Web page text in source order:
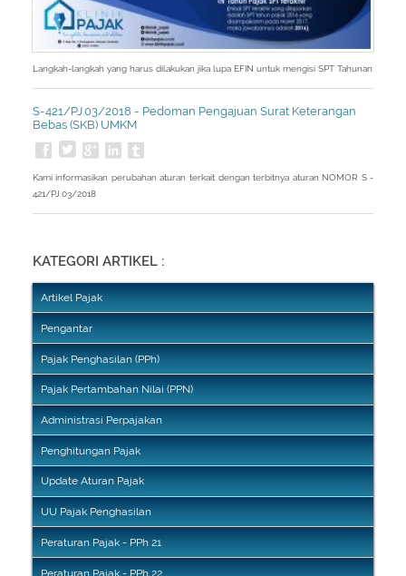
Langkah-langkah yang harus dilakukan jika lupa EFIN untuk mengisi SPT Tahunan
S-421/PJ.03/2018 - Pedoman Pengajuan Surat Keterangan
Bebas (SKB) UMKM
Kami informasikan perubahan aturan terkait dengan terbitnya aturan NOMOR S -
421/PJ.03/2018
KATEGORI ARTIKEL :
Artikel Pajak
Pengantar
Pajak Penghasilan (PPh)
Pajak Pertambahan Nilai (PPN)
Administrasi Perpajakan
Penghitungan Pajak
Update Aturan Pajak
UU Pajak Penghasilan
Peraturan Pajak - PPh 21
Peraturan Pajak - PPh 22